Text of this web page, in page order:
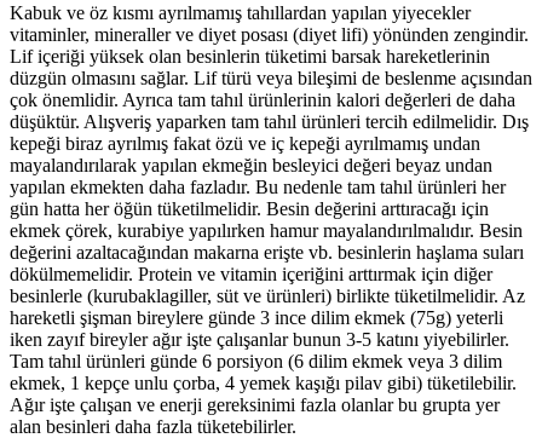
Kabuk ve öz kısmı ayrılmamış tahıllardan yapılan yiyecekler
vitaminler, mineraller ve diyet posası (diyet lifi) yönünden zengindir.
Lif içeriği yüksek olan besinlerin tüketimi barsak hareketlerinin
düzgün olmasını sağlar. Lif türü veya bileşimi de beslenme açısından
çok önemlidir. Ayrıca tam tahıl ürünlerinin kalori değerleri de daha
düşüktür. Alışveriş yaparken tam tahıl ürünleri tercih edilmelidir. Dış
kepeği biraz ayrılmış fakat özü ve iç kepeği ayrılmamış undan
mayalandırılarak yapılan ekmeğin besleyici değeri beyaz undan
yapılan ekmekten daha fazladır. Bu nedenle tam tahıl ürünleri her
gün hatta her öğün tüketilmelidir. Besin değerini arttıracağı için
ekmek çörek, kurabiye yapılırken hamur mayalandırılmalıdır. Besin
değerini azaltacağından makarna erişte vb. besinlerin haşlama suları
dökülmemelidir. Protein ve vitamin içeriğini arttırmak için diğer
besinlerle (kurubaklagiller, süt ve ürünleri) birlikte tüketilmelidir. Az
hareketli şişman bireylere günde 3 ince dilim ekmek (75g) yeterli
iken zayıf bireyler ağır işte çalışanlar bunun 3-5 katını yiyebilirler.
Tam tahıl ürünleri günde 6 porsiyon (6 dilim ekmek veya 3 dilim
ekmek, 1 kepçe unlu çorba, 4 yemek kaşığı pilav gibi) tüketilebilir.
Ağır işte çalışan ve enerji gereksinimi fazla olanlar bu grupta yer
alan besinleri daha fazla tüketebilirler.